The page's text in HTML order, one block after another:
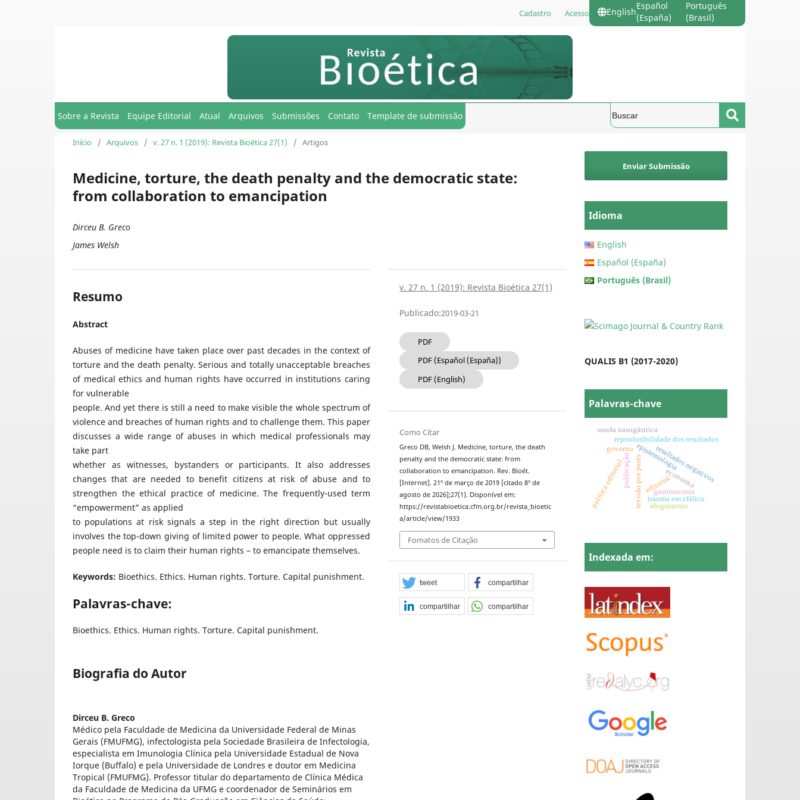
Sobre a Revista Equipe Editorial Atual Arquivos Submissões Contato Template de submissão
Cadastro Acesso English
Español
(España)
Português
(Brasil)
Início / Arquivos / v. 27 n. 1 (2019): Revista Bioética 27(1) / Artigos
Medicine, torture, the death penalty and the democratic state:
from collaboration to emancipation
Dirceu B. Greco
James Welsh
Resumo
Abstract
Abuses of medicine have taken place over past decades in the context of
torture and the death penalty. Serious and totally unacceptable breaches
of medical ethics and human rights have occurred in institutions caring
for vulnerable
people. And yet there is still a need to make visible the whole spectrum of
violence and breaches of human rights and to challenge them. This paper
discusses a wide range of abuses in which medical professionals may
take part
whether as witnesses, bystanders or participants. It also addresses
changes that are needed to benefit citizens at risk of abuse and to
strengthen the ethical practice of medicine. The frequently-used term
“empowerment” as applied
to populations at risk signals a step in the right direction but usually
involves the top-down giving of limited power to people. What oppressed
people need is to claim their human rights – to emancipate themselves.
Keywords: Bioethics. Ethics. Human rights. Torture. Capital punishment.
Palavras-chave:
Bioethics. Ethics. Human rights. Torture. Capital punishment.
Biografia do Autor
Dirceu B. Greco
Médico pela Faculdade de Medicina da Universidade Federal de Minas
Gerais (FMUFMG), infectologista pela Sociedade Brasileira de Infectologia,
especialista em Imunologia Clínica pela Universidade Estadual de Nova
Iorque (Buffalo) e pela Universidade de Londres e doutor em Medicina
Tropical (FMUFMG). Professor titular do departamento de Clínica Médica
da Faculdade de Medicina da UFMG e coordenador de Seminários em
v. 27 n. 1 (2019): Revista Bioética 27(1)
Publicado:2019-03-21
PDF
PDF (Español (España))
PDF (English)
Como Citar
Greco DB, Welsh J. Medicine, torture, the death
penalty and the democratic state: from
collaboration to emancipation. Rev. Bioét.
[Internet]. 21º de março de 2019 [citado 8º de
agosto de 2026];27(1). Disponível em:
https://revistabioetica.cfm.org.br/revista_bioetic
a/article/view/1933
Fomatos de Citação
tweet compartilhar
compartilhar compartilhar
Enviar Submissão
Idioma
English
Español (España)
Português (Brasil)
QUALIS B1 (2017-2020)
Palavras-chave
editorial
publicação economia
governo epistemologia
revisão por pares
reprodutibilidade dos resultados
resultados negativos
política editorial gastrostomia
sonda nasogástrica
trauma encefálico
afogamento
Indexada em: